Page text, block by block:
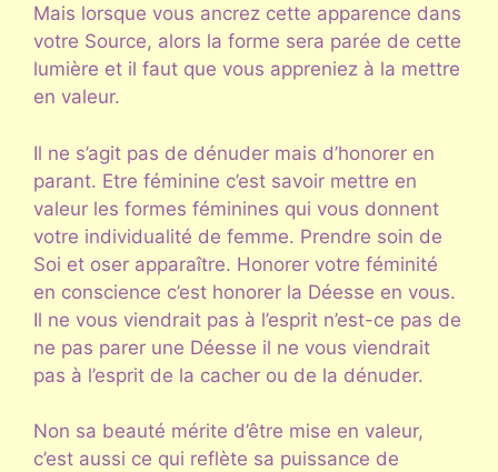
Mais lorsque vous ancrez cette apparence dans
votre Source, alors la forme sera parée de cette
lumière et il faut que vous appreniez à la mettre
en valeur.
Il ne s’agit pas de dénuder mais d’honorer en
parant. Etre féminine c’est savoir mettre en
valeur les formes féminines qui vous donnent
votre individualité de femme. Prendre soin de
Soi et oser apparaître. Honorer votre féminité
en conscience c’est honorer la Déesse en vous.
Il ne vous viendrait pas à l’esprit n’est-ce pas de
ne pas parer une Déesse il ne vous viendrait
pas à l’esprit de la cacher ou de la dénuder.
Non sa beauté mérite d’être mise en valeur,
c’est aussi ce qui reflète sa puissance de